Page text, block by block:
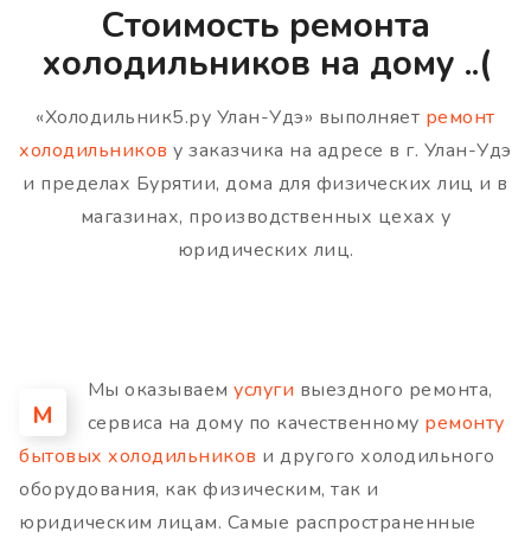
Стоимость ремонта
холодильников на дому ..(
«Холодильник5.ру Улан-Удэ» выполняет ремонт
холодильников у заказчика на адресе в г. Улан-Удэ
и пределах Бурятии, дома для физических лиц и в
магазинах, производственных цехах у
юридических лиц.
М
Мы оказываемуслуги выездного ремонта,
сервиса на дому по качественному ремонту
бытовых холодильников и другого холодильного
оборудования, как физическим, так и
юридическим лицам. Самые распространенные